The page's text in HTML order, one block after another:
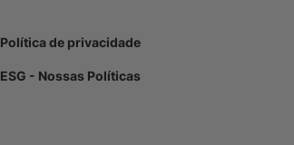
Política de privacidade
ESG - Nossas Políticas